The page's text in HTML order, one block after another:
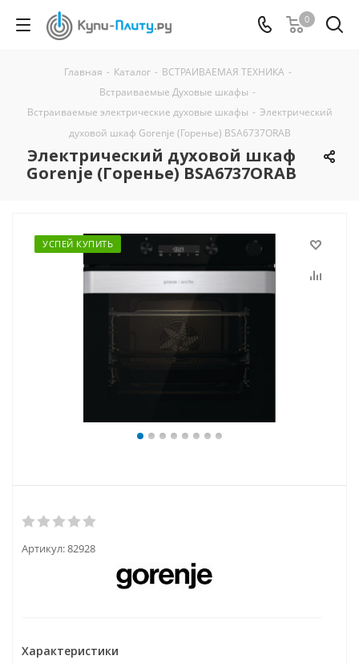
0
Главная - Каталог - ВСТРАИВАЕМАЯ ТЕХНИКА -
Встраиваемые Духовые шкафы -
Встраиваемые электрические духовые шкафы - Электрический
духовой шкаф Gorenje (Горенье) BSA6737ORAB
Электрический духовой шкаф
Gorenje (Горенье) BSA6737ORAB
УСПЕЙ КУПИТЬ
Артикул:82928
Характеристики